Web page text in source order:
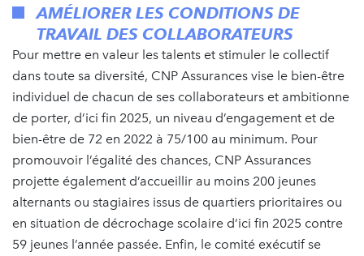
AMÉLIORER LES CONDITIONS DE
TRAVAIL DES COLLABORATEURS
Pour mettre en valeur les talents et stimuler le collectif
dans toute sa diversité, CNP Assurances vise le bien-être
individuel de chacun de ses collaborateurs et ambitionne
de porter, d’ici fin 2025, un niveau d’engagement et de
bien-être de 72 en 2022 à 75/100 au minimum. Pour
promouvoir l’égalité des chances, CNP Assurances
projette également d’accueillir au moins 200 jeunes
alternants ou stagiaires issus de quartiers prioritaires ou
en situation de décrochage scolaire d’ici fin 2025 contre
59 jeunes l’année passée. Enfin, le comité exécutif se